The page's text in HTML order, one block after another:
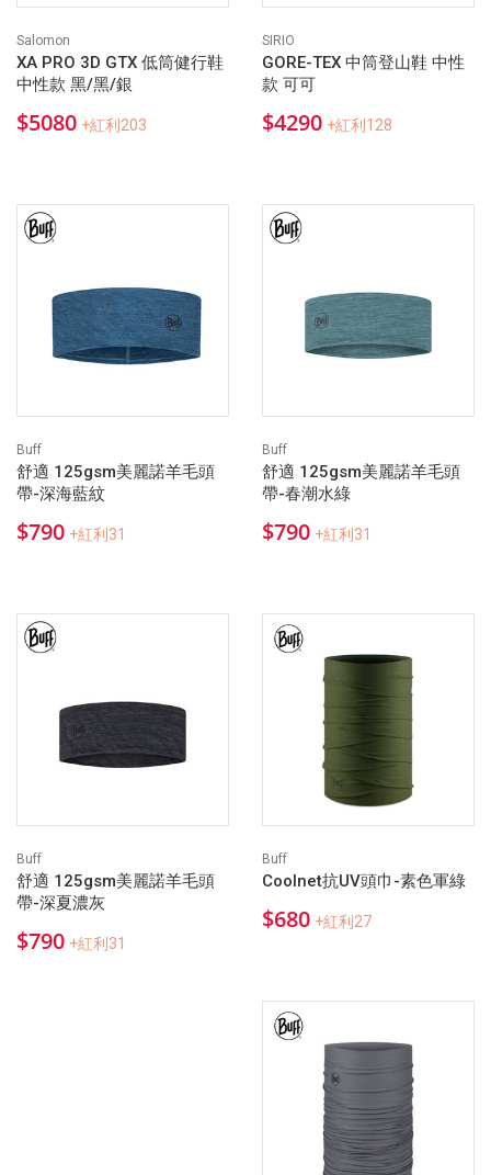
Salomon
XA PRO 3D GTX 低筒健行鞋
中性款 黑/黑/銀
$5080 +紅利203
SIRIO
GORE-TEX 中筒登山鞋 中性
款 可可
$4290 +紅利128
Buff
舒適 125gsm美麗諾羊毛頭
帶-深海藍紋
$790 +紅利31
Buff
舒適 125gsm美麗諾羊毛頭
帶-春潮水綠
$790 +紅利31
Buff
舒適 125gsm美麗諾羊毛頭
帶-深夏濃灰
$790 +紅利31
Buff
Coolnet抗UV頭巾-素色軍綠
$680 +紅利27